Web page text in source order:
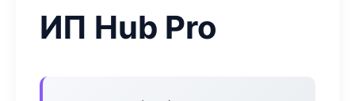
ИП Hub Pro